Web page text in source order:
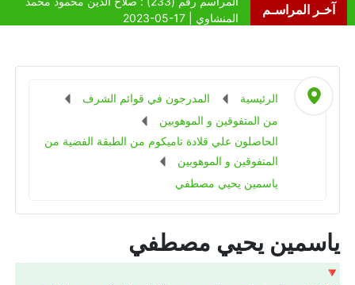
آخـر المراسـم
الرئيسية
المدرجون في قوائم الشرف
من المتفوقين و الموهوبين
الحاصلون علي قلادة تاميكوم من الطبقة الفضية من
المتفوقين و الموهوبين
ياسمين يحيي مصطفي
ياسمين يحيي مصطفي
🔻